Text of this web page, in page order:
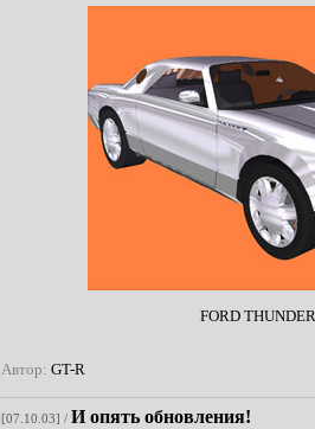
FORD
Автор: GT-R
[07.10.03] / И опять обновления!